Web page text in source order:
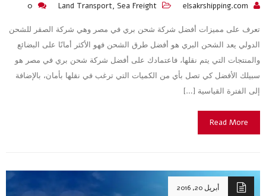
elsakrshipping.com
Land Transport, Sea Freight
تعرف على مميزات أفضل شركة شحن بري في مصر وهي شركة الصقر للشحن
الدولي يعد الشحن البري هو أفضل طرق الشحن فهو الأكثر أمانًا على البضائع
والمنتجات التي يتم نقلها، فاعتمادك على أفضل شركة شحن بري في مصر هو
سبيلك الأفضل كي تصل بأي من الكميات التي ترغب في نقلها بأمان، بالإضافة
إلى الفترة القياسية […]
Read More
أبريل 20, 2016